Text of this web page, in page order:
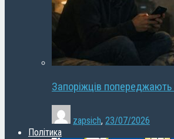
Запоріжців
zapsich, 23/07/2026
Політика